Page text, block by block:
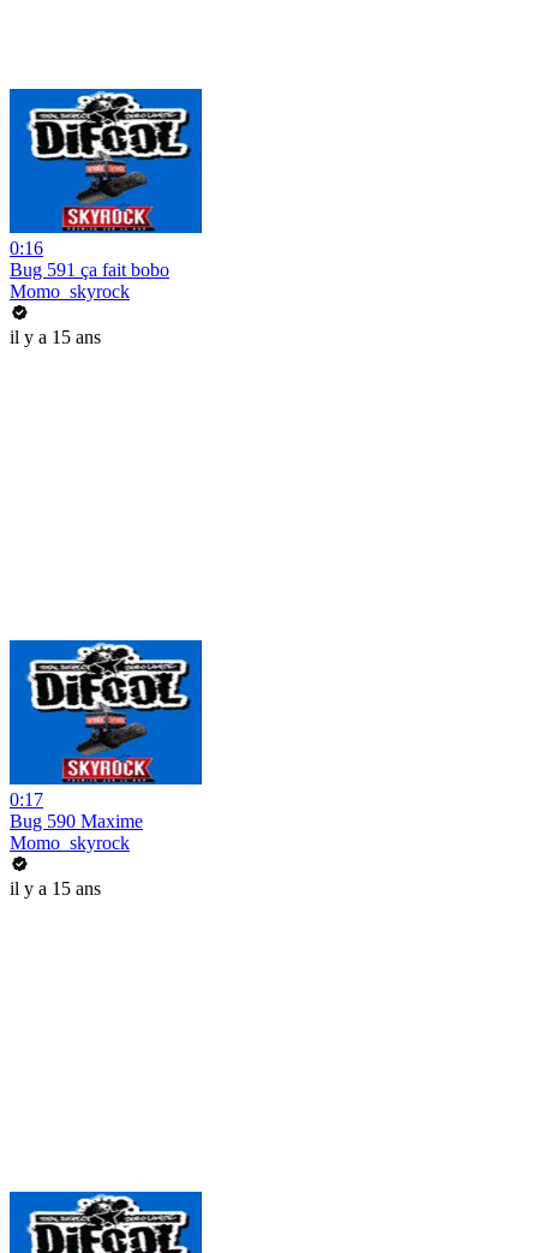
0:16
Bug 591 ça fait bobo
Momo_skyrock
il y a 15 ans
0:17
Bug 590 Maxime
Momo_skyrock
il y a 15 ans